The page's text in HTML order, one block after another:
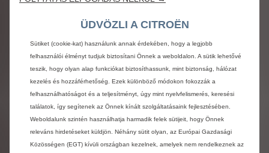
illeszkedik a modellválasztékba, helyük a 4360 mm hosszú
tengelytáv (2,67 m) megegyezik a C4-ével (mindkét modell a
CMP platformra épült).
Oldalról nézve a szélvédő tetejétől a csomagtérajtó felső
részéig húzódó dinamikus tetővonal határozott fastback
sziluettet rajzol ki, melynek köze nincs a magasabb építésű
crossover járművek sokszor kissé esetlen megjelenéséhez.
A hátsó túlnyúlás ügyesen leplezi a méretes (510 l)
csomagtartóhoz szükséges hosszúságot. Ahogyan azt a
0,29-es légellenállási együttható (CX) is jelzi, a letisztult
fastback tetővonal hatására a jármű aerodinamikai jellemzői
is kiválóak. Ez a hatótávolságban és az
ÜDVÖZLI A CITROËN
Sütiket (cookie-kat) használunk annak érdekében, hogy a legjobb
felhasználói élményt tudjuk biztosítani Önnek a weboldalon. A sütik lehetővé
teszik, hogy olyan alap funkciókat biztosíthassunk, mint biztonság, hálózat
kezelés és hozzáférhetőség. Ezek különböző módokon fokozzák a
felhasználhatóságot és a teljesítményt, úgy mint nyelvfelismerés, keresési
találatok, így segítenek az Önnek kínált szolgáltatásaink fejlesztésében.
Weboldalunk szintén használhatja harmadik felek sütijeit, hogy Önnek
releváns hirdetéseket küldjön. Néhány sütit olyan, az Európai Gazdasági
Közösségen (EGT) kívüli országban kezelnek, amelyek nem rendelkeznek az